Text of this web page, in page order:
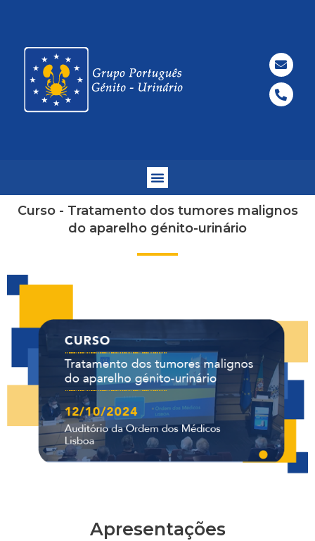
Curso - Tratamento dos tumores malignos
do aparelho génito-urinário
Apresentações